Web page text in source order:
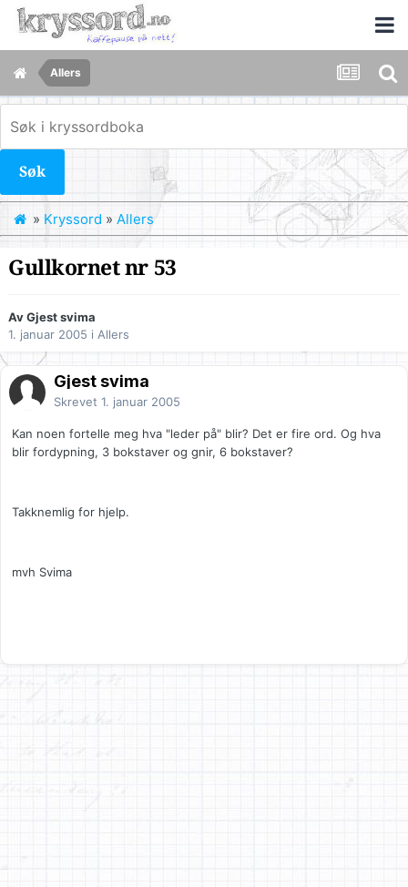
Allers
Søk
» Kryssord » Allers
Gullkornet nr 53
Av Gjest svima
1. januar 2005 i Allers
Gjest svima
Skrevet 1. januar 2005
Kan noen fortelle meg hva "leder på" blir? Det er fire ord. Og hva
blir fordypning, 3 bokstaver og gnir, 6 bokstaver?
Takknemlig for hjelp.
mvh Svima